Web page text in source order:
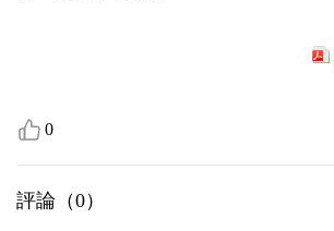
0
評論（0）